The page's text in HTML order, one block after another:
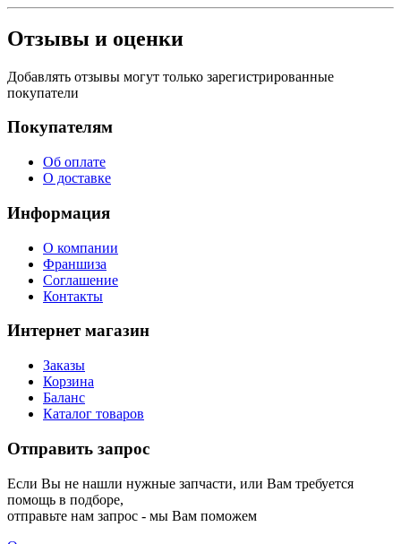
Отзывы и оценки
Добавлять отзывы могут только зарегистрированные
покупатели
Покупателям
Об оплате
О доставке
Информация
О компании
Франшиза
Соглашение
Контакты
Интернет магазин
Заказы
Корзина
Баланс
Каталог товаров
Отправить запрос
Если Вы не нашли нужные запчасти, или Вам требуется
помощь в подборе,
отправьте нам запрос - мы Вам поможем